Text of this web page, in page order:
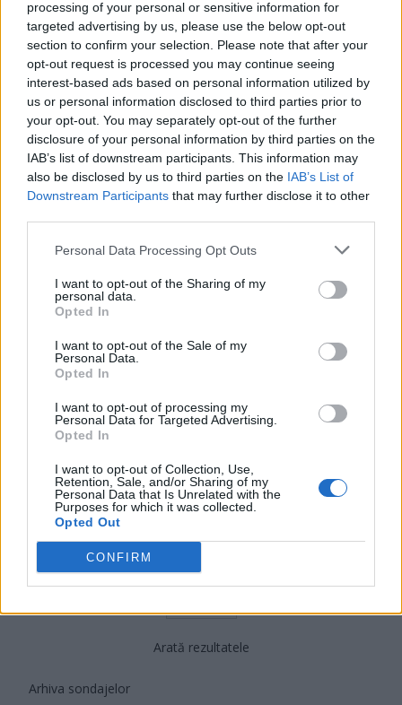
processing of your personal or sensitive information for
targeted advertising by us, please use the below opt-out
section to confirm your selection. Please note that after your
opt-out request is processed you may continue seeing
interest-based ads based on personal information utilized by
us or personal information disclosed to third parties prior to
your opt-out. You may separately opt-out of the further
disclosure of your personal information by third parties on the
IAB’s list of downstream participants. This information may
also be disclosed by us to third parties on the IAB’s List of
Downstream Participants that may further disclose it to other
Personal Data Processing Opt Outs
I want to opt-out of the Sharing of my
personal data.
Opted In
I want to opt-out of the Sale of my
Personal Data.
Opted In
I want to opt-out of processing my
Personal Data for Targeted Advertising.
Opted In
I want to opt-out of Collection, Use,
Retention, Sale, and/or Sharing of my
Personal Data that Is Unrelated with the
Purposes for which it was collected.
Opted Out
CONFIRM
USR
PNL
PSD
UDMR
PMP (Tomac)
Forța Dreptei (L. Orban)
PNȚMM
REPER
SENS
SOS (Șoșoacă)
POT (Gavrilă)
Acțiunea Conservatoare (Târziu)
PUSL (D. Voiculescu)
PNȚCD (Pavelescu)
PNCR (Terheș)
Partidul Patrioților (Surugiu)
FAR (Coarnă)
România pe Primul Loc (Ponta)
Altul
Arată rezultatele
Arhiva sondajelor